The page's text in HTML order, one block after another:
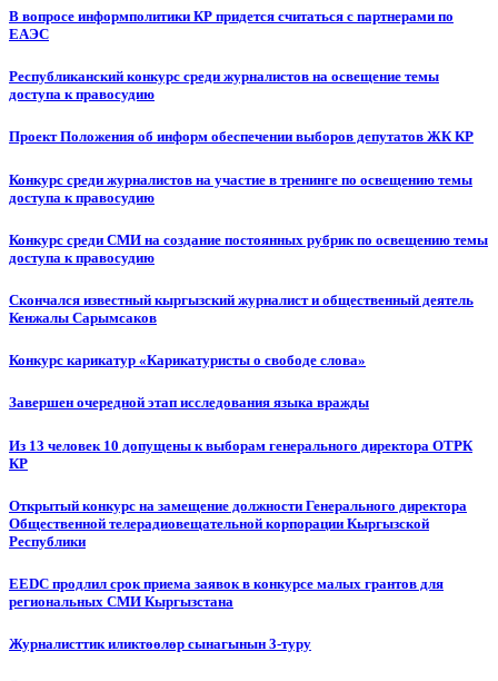
В вопросе информполитики КР придется считаться с партнерами по
ЕАЭС
Республиканский конкурс среди журналистов на освещение темы
доступа к правосудию
Проект Положения об информ обеспечении выборов депутатов ЖК КР
Конкурс среди журналистов на участие в тренинге по освещению темы
доступа к правосудию
Конкурс среди СМИ на создание постоянных рубрик по освещению темы
доступа к правосудию
Скончался известный кыргызский журналист и общественный деятель
Кенжалы Сарымсаков
Конкурс карикатур «Карикатуристы о свободе слова»
Завершен очередной этап исследования языка вражды
Из 13 человек 10 допущены к выборам генерального директора ОТРК
КР
Открытый конкурс на замещение должности Генерального директора
Общественной телерадиовещательной корпорации Кыргызской
Республики
EEDC продлил срок приема заявок в конкурсе малых грантов для
региональных СМИ Кыргызстана
Журналисттик иликтөөлөр сынагынын 3-туру